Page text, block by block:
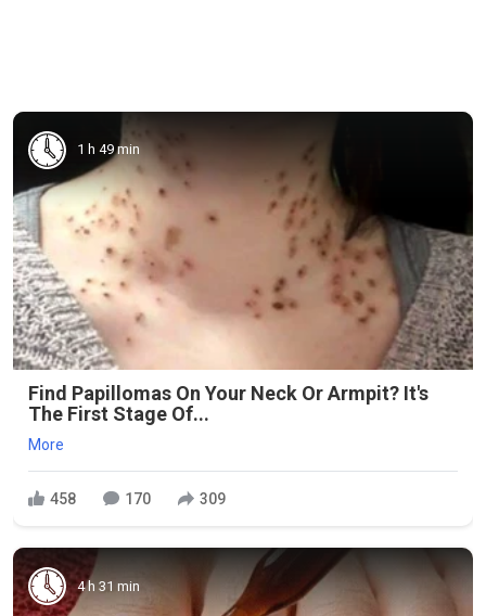
1 h 49 min
Find Papillomas On Your Neck Or Armpit? It's
The First Stage Of...
More
458 170 309
4 h 31 min